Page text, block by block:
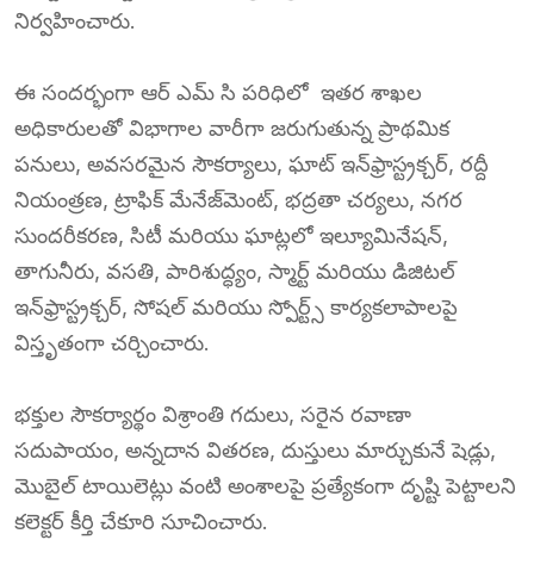
నిర్వహించారు.
ఈ సందర్భంగా ఆర్ ఎమ్ సి పరిధిలో ఇతర శాఖల
అధికారులతో విభాగాల వారీగా జరుగుతున్న ప్రాథమిక
పనులు, అవసరమైన సౌకర్యాలు, ఘాట్ ఇన్‌ఫ్రాస్ట్రక్చర్, రద్దీ
నియంత్రణ, ట్రాఫిక్ మేనేజ్‌మెంట్, భద్రతా చర్యలు, నగర
సుందరీకరణ, సిటీ మరియు ఘాట్లలో ఇల్యూమినేషన్,
తాగునీరు, వసతి, పారిశుద్ధ్యం, స్మార్ట్ మరియు డిజిటల్
ఇన్‌ఫ్రాస్ట్రక్చర్, సోషల్ మరియు స్పోర్ట్స్ కార్యకలాపాలపై
విస్తృతంగా చర్చించారు.
భక్తుల సౌకర్యార్థం విశ్రాంతి గదులు, సరైన రవాణా
సదుపాయం, అన్నదాన వితరణ, దుస్తులు మార్చుకునే షెడ్లు,
మొబైల్ టాయిలెట్లు వంటి అంశాలపై ప్రత్యేకంగా దృష్టి పెట్టాలని
కలెక్టర్ కీర్తి చేకూరి సూచించారు.